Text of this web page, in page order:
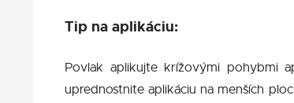
Tip na aplikáciu:
Povlak aplikujte krížovými pohybmi
uprednostnite aplikáciu na menších